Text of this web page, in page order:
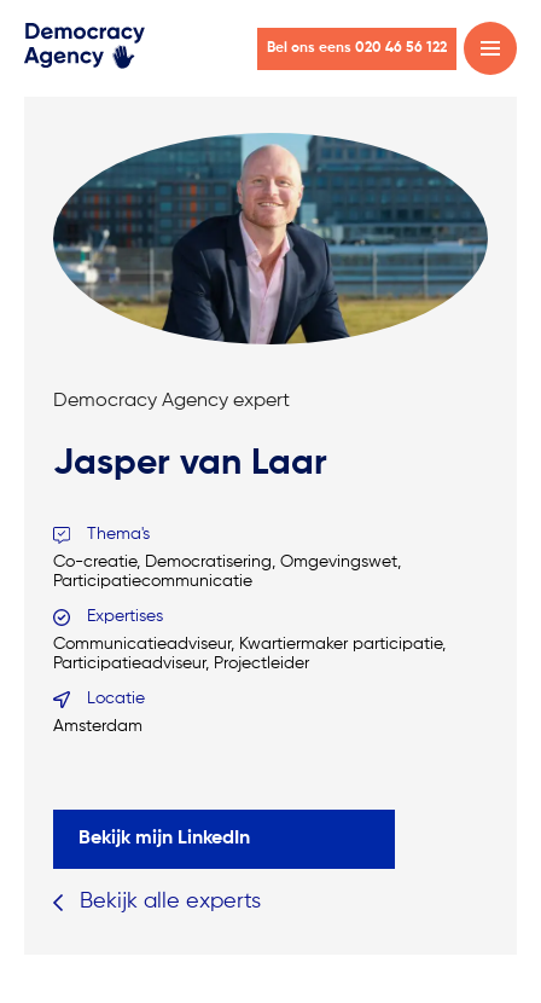
Open
menu
Bel ons eens 020 46 56 122
Jasper van Laar
Democracy Agency expert
Thema's
Co-creatie, Democratisering, Omgevingswet,
Participatiecommunicatie
Expertises
Communicatieadviseur, Kwartiermaker participatie,
Participatieadviseur, Projectleider
Locatie
Amsterdam
Bekijk mijn LinkedIn
Bekijk alle experts